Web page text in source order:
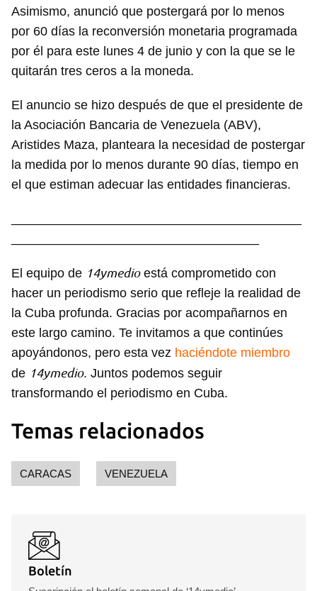
Asimismo, anunció que postergará por lo menos
por 60 días la reconversión monetaria programada
por él para este lunes 4 de junio y con la que se le
quitarán tres ceros a la moneda.
El anuncio se hizo después de que el presidente de
la Asociación Bancaria de Venezuela (ABV),
Aristides Maza, planteara la necesidad de postergar
la medida por lo menos durante 90 días, tiempo en
el que estiman adecuar las entidades financieras.
El equipo de 14ymedioestá comprometido con
hacer un periodismo serio que refleje la realidad de
la Cuba profunda. Gracias por acompañarnos en
este largo camino. Te invitamos a que continúes
apoyándonos, pero esta vez haciéndote miembro
de 14ymedio. Juntos podemos seguir
transformando el periodismo en Cuba.
Temas relacionados
CARACAS VENEZUELA
Boletín